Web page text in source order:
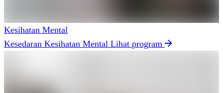
Kesihatan Mental
Kesedaran Kesihatan Mental Lihat program